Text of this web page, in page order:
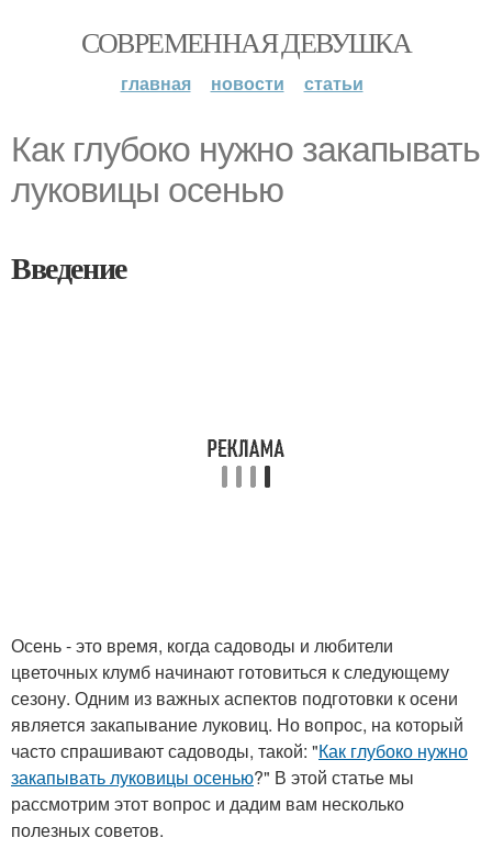
СОВРЕМЕННАЯ ДЕВУШКА
главная новости статьи
Как глубоко нужно закапывать
луковицы осенью
Введение
Осень - это время, когда садоводы и любители
цветочных клумб начинают готовиться к следующему
сезону. Одним из важных аспектов подготовки к осени
является закапывание луковиц. Но вопрос, на который
часто спрашивают садоводы, такой: "Как глубоко нужно
закапывать луковицы осенью?" В этой статье мы
рассмотрим этот вопрос и дадим вам несколько
полезных советов.